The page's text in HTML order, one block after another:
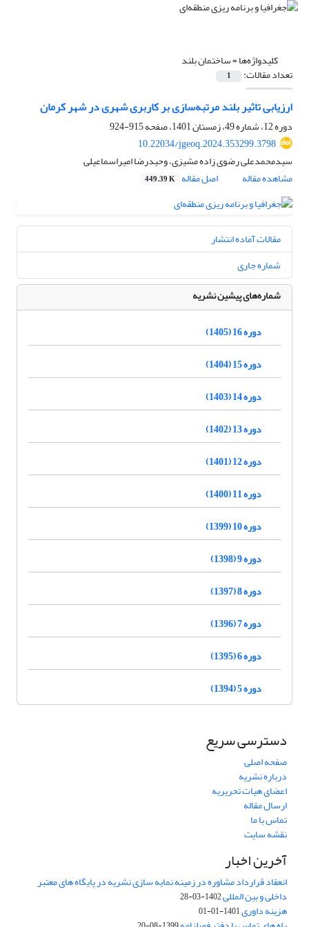
کلیدواژه‌ها =ساختمان بلند
تعداد مقالات: 1
ارزیابی تاثیر بلند مرتبه‌سازی بر کاربری شهری در شهر کرمان
دوره 12، شماره 49، زمستان 1401، صفحه
915-924
10.22034/jgeoq.2024.353299.3798
سیدمحمدعلی رضوی زاده مشیزی، وحیدرضا امیراسماعیلی
مشاهده مقاله
اصل مقاله 449.39 K
مقالات آماده انتشار
شماره جاری
شماره‌های پیشین نشریه
دوره 16 (1405)
دوره 15 (1404)
دوره 14 (1403)
دوره 13 (1402)
دوره 12 (1401)
دوره 11 (1400)
دوره 10 (1399)
دوره 9 (1398)
دوره 8 (1397)
دوره 7 (1396)
دوره 6 (1395)
دوره 5 (1394)
دسترسی سریع
صفحه اصلی
درباره نشریه
اعضای هیات تحریریه
ارسال مقاله
تماس با ما
نقشه سایت
آخرین اخبار
انعقاد قرارداد مشاوره در زمینه نمایه سازی نشریه در پایگاه های معتبر
داخلی و بین المللی1402-03-28
هزینه داوری1401-01-01